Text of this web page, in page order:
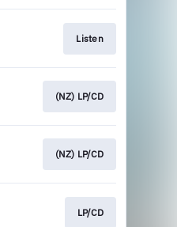
Listen
(NZ) LP/CD
(NZ) LP/CD
LP/CD